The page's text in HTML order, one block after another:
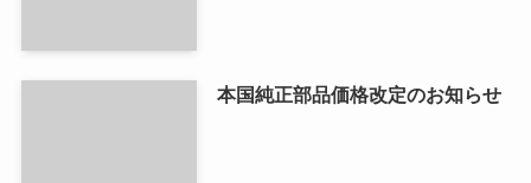
本国純正部品価格改定のお知らせ